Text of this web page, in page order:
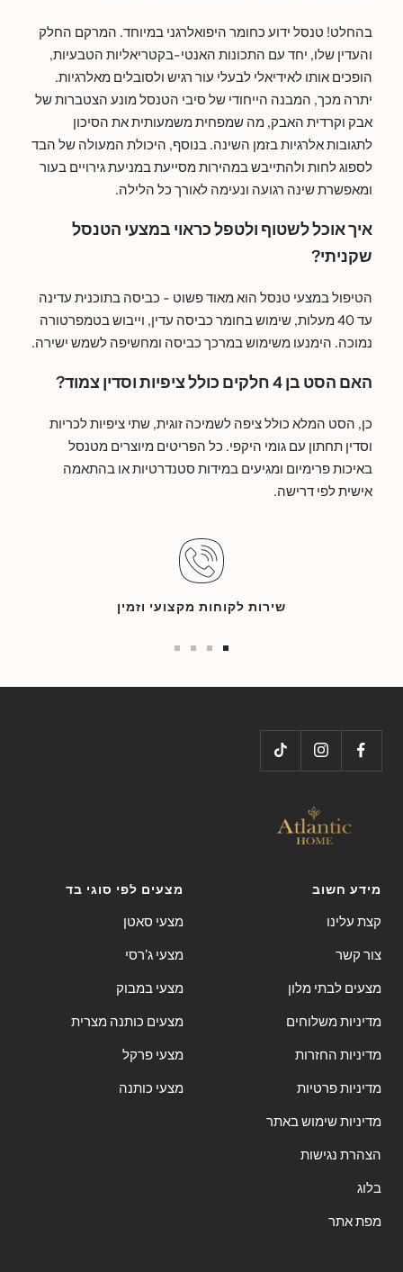
בהחלט! טנסל ידוע כחומר היפואלרגני במיוחד. המרקם החלק
והעדין שלו, יחד עם התכונות האנטי-בקטריאליות הטבעיות,
הופכים אותו לאידיאלי לבעלי עור רגיש ולסובלים מאלרגיות.
יתרה מכך, המבנה הייחודי של סיבי הטנסל מונע הצטברות של
אבק וקרדית האבק, מה שמפחית משמעותית את הסיכון
לתגובות אלרגיות בזמן השינה. בנוסף, היכולת המעולה של הבד
לספוג לחות ולהתייבש במהירות מסייעת במניעת גירויים בעור
ומאפשרת שינה רגועה ונעימה לאורך כל הלילה.
איך אוכל לשטוף ולטפל כראוי במצעי הטנסל
שקניתי?
הטיפול במצעי טנסל הוא מאוד פשוט - כביסה בתוכנית עדינה
עד 40 מעלות, שימוש בחומר כביסה עדין, וייבוש בטמפרטורה
נמוכה. הימנעו משימוש במרכך כביסה ומחשיפה לשמש ישירה.
האם הסט בן 4 חלקים כולל ציפיות וסדין צמוד?
כן, הסט המלא כולל ציפה לשמיכה זוגית, שתי ציפיות לכריות
וסדין תחתון עם גומי היקפי. כל הפריטים מיוצרים מטנסל
באיכות פרימיום ומגיעים במידות סטנדרטיות או בהתאמה
אישית לפי דרישה.
שירות לקוחות מקצועי וזמין
מידע חשוב
קצת עלינו
צור קשר
מצעים לבתי מלון
מדיניות משלוחים
מדיניות החזרות
מדיניות פרטיות
מדיניות שימוש באתר
הצהרת נגישות
בלוג
מפת אתר
מצעים לפי סוגי בד
מצעי סאטן
מצעי ג'רסי
מצעי במבוק
מצעים כותנה מצרית
מצעי פרקל
מצעי כותנה